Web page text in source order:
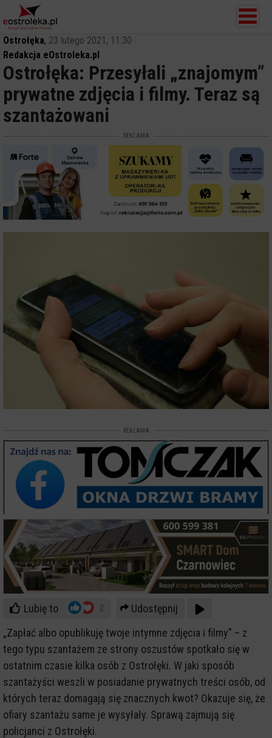
Ostrołęka, 23 lutego 2021, 11:30
Redakcja eOstroleka.pl
Ostrołęka: Przesyłali „znajomym”
prywatne zdjęcia i filmy. Teraz są
szantażowani
REKLAMA
REKLAMA
Lubię to 2
Udostępnij
„Zapłać albo opublikuję twoje intymne zdjęcia i filmy” – z
tego typu szantażem ze strony oszustów spotkało się w
ostatnim czasie kilka osób z Ostrołęki. W jaki sposób
szantażyści weszli w posiadanie prywatnych treści osób, od
których teraz domagają się znacznych kwot? Okazuje się, że
ofiary szantażu same je wysyłały. Sprawą zajmują się
policjanci z Ostrołęki.